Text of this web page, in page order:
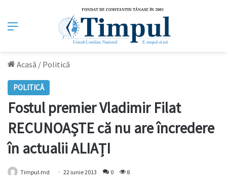
Meniu
Acasă / Politică
POLITICĂ
Fostul premier Vladimir Filat
RECUNOAȘTE că nu are încredere
în actualii ALIAȚI
Timpul.md 22 iunie 2013 0 8